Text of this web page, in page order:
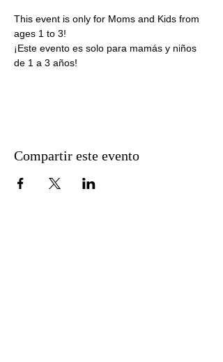
This event is only for Moms and Kids from
ages 1 to 3!
¡Este evento es solo para mamás y niños
de 1 a 3 años!
Compartir este evento